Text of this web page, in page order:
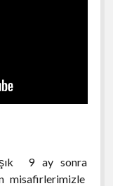
9 ay sonra
misafirlerimizle